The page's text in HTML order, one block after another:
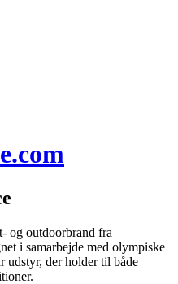
og outdoorbrand fra
i samarbejde med olympiske
udstyr, der holder til både